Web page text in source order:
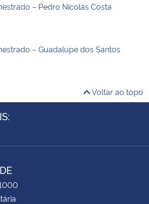
– Pedro Nicolás Costa
– Guadalupe dos Santos
Voltar ao topo